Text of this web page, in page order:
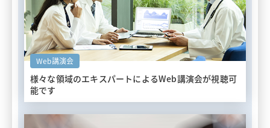
Web講演会
様々な領域のエキスパートによるWeb講演会が視聴可
能です